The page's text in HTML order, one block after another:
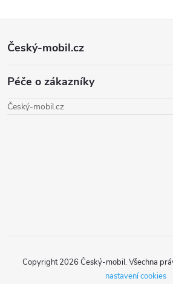
Z
p
Český-mobil.cz
Péče o zákazníky
Český-mobil.cz
Copyright 2026 Český-mobil. Všechna
nastavení cookies